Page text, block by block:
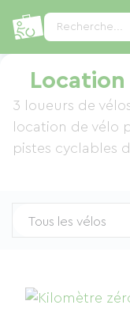
Recherche...
3 loueurs de
location de vélo
pistes cyclables
Panneau de